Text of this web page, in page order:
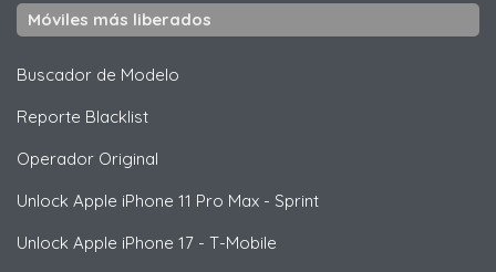
Móviles más liberados
Buscador de Modelo
Reporte Blacklist
Operador Original
Unlock Apple iPhone 11 Pro Max - Sprint
Unlock Apple iPhone 17 - T-Mobile